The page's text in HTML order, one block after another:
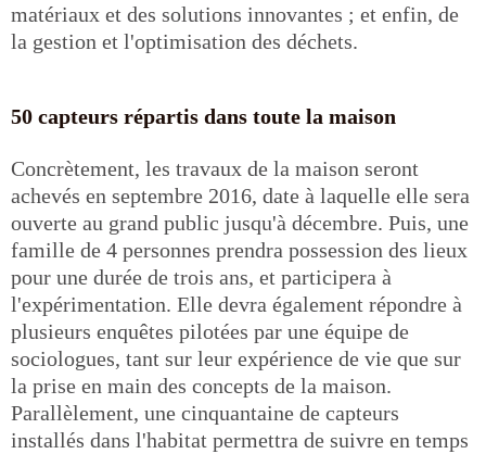
matériaux et des solutions innovantes ; et enfin, de
la gestion et l'optimisation des déchets.
50 capteurs répartis dans toute la maison
Concrètement, les travaux de la maison seront
achevés en septembre 2016, date à laquelle elle sera
ouverte au grand public jusqu'à décembre. Puis, une
famille de 4 personnes prendra possession des lieux
pour une durée de trois ans, et participera à
l'expérimentation. Elle devra également répondre à
plusieurs enquêtes pilotées par une équipe de
sociologues, tant sur leur expérience de vie que sur
la prise en main des concepts de la maison.
Parallèlement, une cinquantaine de capteurs
installés dans l'habitat permettra de suivre en temps